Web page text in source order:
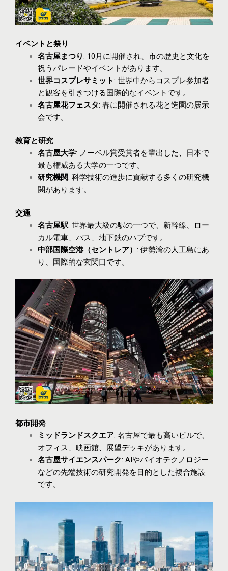
イベントと祭り
名古屋まつり: 10月に開催され、市の歴史と文化を
祝うパレードやイベントがあります。
世界コスプレサミット: 世界中からコスプレ参加者
と観客を引きつける国際的なイベントです。
名古屋花フェスタ: 春に開催される花と造園の展示
会です。
教育と研究
名古屋大学: ノーベル賞受賞者を輩出した、日本で
最も権威ある大学の一つです。
研究機関: 科学技術の進歩に貢献する多くの研究機
関があります。
交通
名古屋駅: 世界最大級の駅の一つで、新幹線、ロー
カル電車、バス、地下鉄のハブです。
中部国際空港（セントレア） : 伊勢湾の人工島にあ
り、国際的な玄関口です。
都市開発
ミッドランドスクエア: 名古屋で最も高いビルで、
オフィス、映画館、展望デッキがあります。
名古屋サイエンスパーク: AIやバイオテクノロジー
などの先端技術の研究開発を目的とした複合施設
です。